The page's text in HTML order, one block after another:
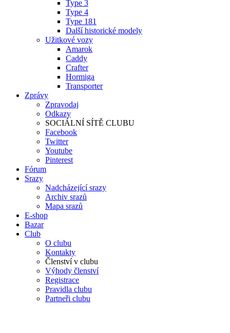
Type 3
Type 4
Type 181
Další historické modely
Užitkové vozy
Amarok
Caddy
Crafter
Hormiga
Transporter
Zprávy
Zpravodaj
Odkazy
SOCIÁLNÍ SÍTĚ CLUBU
Facebook
Twitter
Youtube
Pinterest
Fórum
Srazy
Nadcházející srazy
Archiv srazů
Mapa srazů
E-shop
Bazar
Club
O clubu
Kontakty
Členství v clubu
Výhody členství
Registrace
Pravidla clubu
Partneři clubu